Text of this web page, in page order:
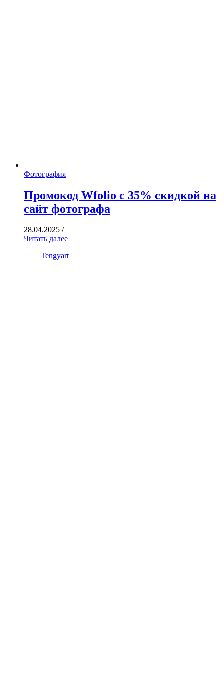
Фотография
Промокод Wfolio с 35% скидкой на
сайт фотографа
28.04.2025 /
Читать далее
Tengyart